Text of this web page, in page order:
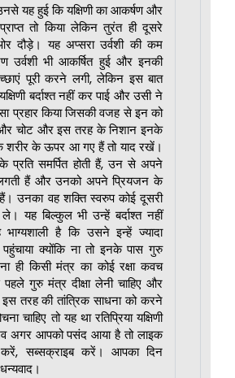
यह हुई कि यक्षिणी का आकर्षण और
तो किया लेकिन तुरंत ही दूसरे
दौड़े। यह अप्सरा उर्वशी की कम
उर्वशी भी आकर्षित हुई और इनकी
पूरी करने लगी, लेकिन इस बात
बर्दाश्त नहीं कर पाई और उसी ने
प्रहार किया जिसकी वजह से इन को
चोट और इस तरह के निशान इनके
शरीर के ऊपर आ गए हैं तो याद रखें।
प्रति समर्पित होती हैं, उन से अपने
हैं और उनको अपने प्रियजन के
उनका वह शक्ति स्वरुप कोई दूसरी
यह बिल्कुल भी उन्हें बर्दाश्त नहीं
भाग्यशाली है कि उसने इन्हें ज्यादा
क्योंकि ना तो इनके पास गुरु
ही किसी मंत्र का कोई रक्षा कवच
गुरु मंत्र दीक्षा लेनी चाहिए और
तरह की तांत्रिक साधना को करने
चाहिए तो यह था रतिप्रिया यक्षिणी
अगर आपको पसंद आया है तो लाइक
सब्सक्राइब करें। आपका दिन